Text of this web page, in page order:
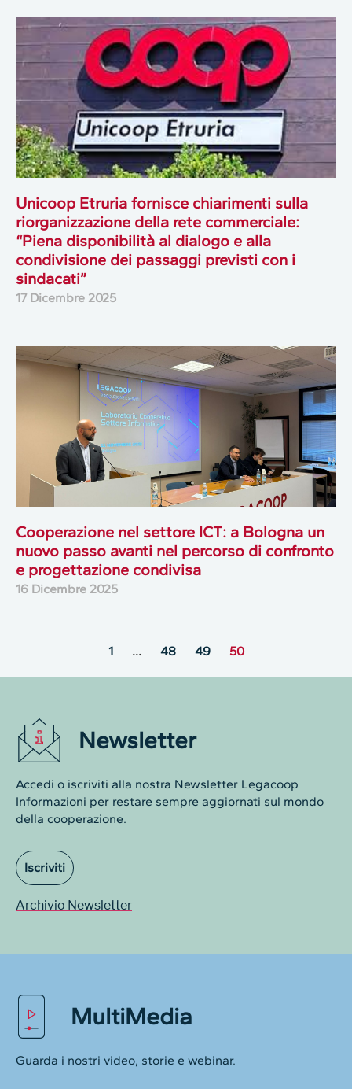
Unicoop Etruria fornisce chiarimenti sulla
riorganizzazione della rete commerciale:
“Piena disponibilità al dialogo e alla
condivisione dei passaggi previsti con i
sindacati”
17 Dicembre 2025
Cooperazione nel settore ICT: a Bologna un
nuovo passo avanti nel percorso di confronto
e progettazione condivisa
16 Dicembre 2025
1 … 48 49 50
Newsletter
Accedi o iscriviti alla nostra Newsletter Legacoop
Informazioni per restare sempre aggiornati sul mondo
della cooperazione.
Iscriviti
Archivio Newsletter
MultiMedia
Guarda i nostri video, storie e webinar.